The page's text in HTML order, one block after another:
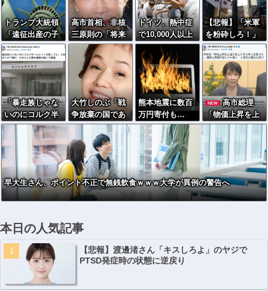
トランプ大統領
「遠征出産の子
に米国籍を与え
ない」…大統領
令に署名
高市首相、非核
三原則の「将来
的な堅持」明言
せず…米国の核
抑止力「縛って
いる」との問題
意識か
ドイツ、熱中症
で10,000人以上
死亡、ほとんど
がお前らと同年
代で若者は元
気????
【悲報】「米軍
を粉砕しろ！」
在韓米軍基地に
突入した韓国学
生、即逮捕
「暴走族じゃな
いのにコルク半
ヘルメットを被
ってた」と因縁
つけて暴行 少
年らと父親(37)
逮捕
大竹しのぶ「戦
争放棄の国であ
り続けよう」←
この投稿が話題
に
熊本地震に数百
万円寄付も…
「体を売って稼
いだ金」と批判
を受けた女優
NEW
高市総理
「物価上昇を上
回る賃上げを日
本に定着させ
る」 →国家公務
員月給3.51％増
へ 人事院の勧告
を受け
早大生さん、ポイント不正で無銭飲食ｗｗｗ大学が異例の警告へ
本日の人気記事
【悲報】渡邊渚さん「キスしろよ」のヤジで
PTSD発症時の状態に逆戻り